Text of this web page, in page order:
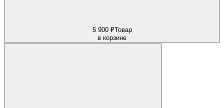
5 900 ₽Товар
в корзине